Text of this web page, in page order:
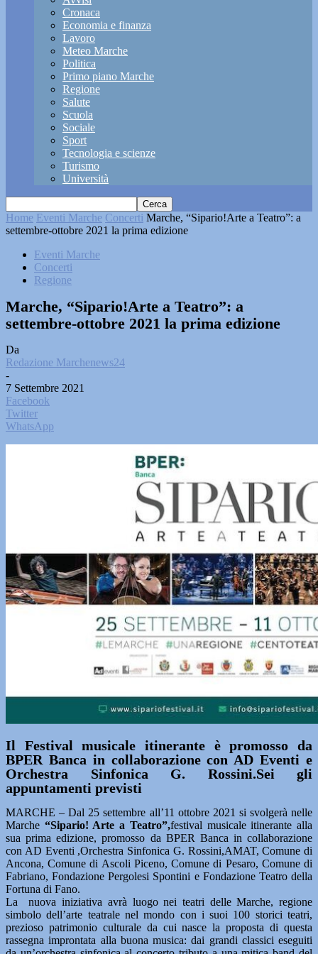
Cronaca
Economia e finanza
Lavoro
Meteo Marche
Politica
Primo piano Marche
Regione
Salute
Scuola
Sociale
Sport
Tecnologia e scienze
Turismo
Università
Home Eventi Marche Concerti Marche, “Sipario!Arte a Teatro”: a
settembre-ottobre 2021 la prima edizione
Eventi Marche
Concerti
Regione
Marche, “Sipario!Arte a Teatro”: a
settembre-ottobre 2021 la prima edizione
Da
Redazione Marchenews24
-
7 Settembre 2021
Facebook
Twitter
WhatsApp
Il Festival musicale itinerante è promosso da
BPER Banca in collaborazione con AD Eventi e
Orchestra Sinfonica G. Rossini.Sei gli
appuntamenti previsti
MARCHE – Dal 25 settembre all’11 ottobre 2021 si svolgerà nelle
Marche “Sipario! Arte a Teatro”,festival musicale itinerante alla
sua prima edizione, promosso da BPER Banca in collaborazione
con AD Eventi ,Orchestra Sinfonica G. Rossini,AMAT, Comune di
Ancona, Comune di Ascoli Piceno, Comune di Pesaro, Comune di
Fabriano, Fondazione Pergolesi Spontini e Fondazione Teatro della
Fortuna di Fano.
La nuova iniziativa avrà luogo nei teatri delle Marche, regione
simbolo dell’arte teatrale nel mondo con i suoi 100 storici teatri,
prezioso patrimonio culturale da cui nasce la proposta di questa
rassegna improntata alla buona musica: dai grandi classici eseguiti